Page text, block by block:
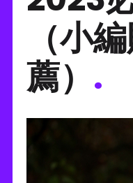
（小
薦） .